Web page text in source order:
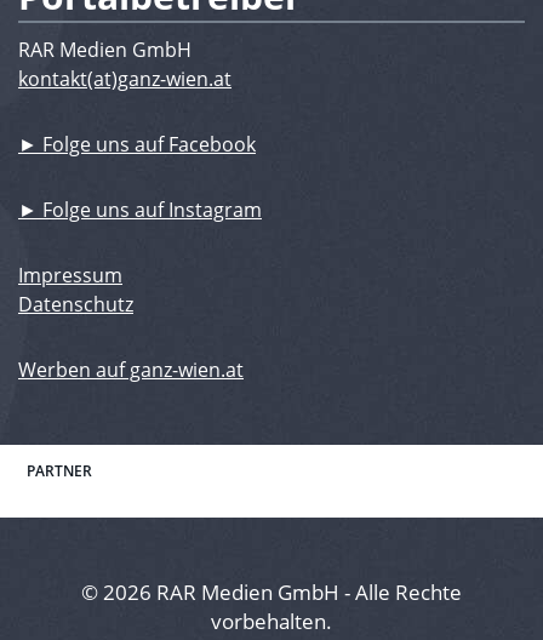
RAR Medien GmbH
kontakt(at)ganz-wien.at
► Folge uns auf Facebook
► Folge uns auf Instagram
Impressum
Datenschutz
Werben auf ganz-wien.at
PARTNER
© 2026 RAR Medien GmbH - Alle Rechte
vorbehalten.